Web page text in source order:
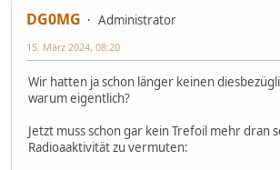
DG0MG Administrator
15. März 2024, 08:20
Wir hatten ja schon länger keinen
warum eigentlich?
Jetzt muss schon gar kein Trefoil mehr dran
Radioaaktivität zu vermuten: